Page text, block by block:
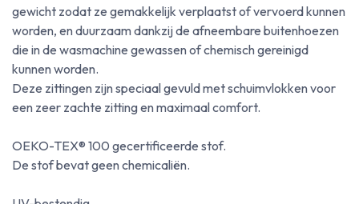
gewicht zodat ze gemakkelijk verplaatst of vervoerd kunnen
worden, en duurzaam dankzij de afneembare buitenhoezen
die in de wasmachine gewassen of chemisch gereinigd
kunnen worden.
Deze zittingen zijn speciaal gevuld met schuimvlokken voor
een zeer zachte zitting en maximaal comfort.
OEKO-TEX® 100 gecertificeerde stof.
De stof bevat geen chemicaliën.